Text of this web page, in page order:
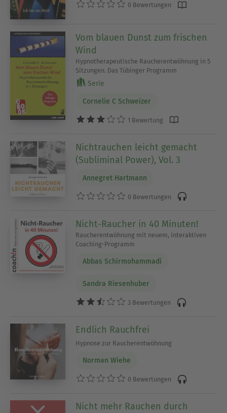
0 Bewertungen
Vom blauen Dunst zum frischen
Wind
Hypnotherapeutische Raucherentwöhnung in 5
Sitzungen. Das Tübinger Programm
Serie
Cornelie C Schweizer
1 Bewertung
Nichtrauchen leicht gemacht
(Subliminal Power), Vol. 3
Annegret Hartmann
0 Bewertungen
Nicht-Raucher in 40 Minuten!
Raucherentwöhnung mit neuem, interaktiven
Coaching-Programm
Abbas Schirmohammadi
Sandra Riesenhuber
3 Bewertungen
Endlich Rauchfrei
Hypnose zur Raucherentwöhnung
Norman Wiehe
0 Bewertungen
Nicht mehr Rauchen durch